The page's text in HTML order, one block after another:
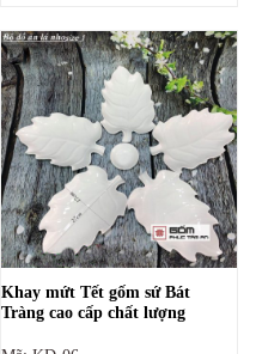
Khay mứt Tết gốm sứ Bát
Tràng cao cấp chất lượng